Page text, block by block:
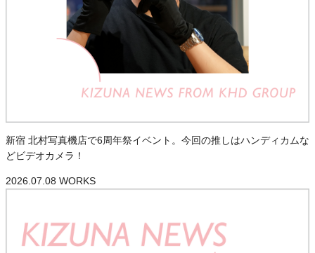
新宿 北村写真機店で6周年祭イベント。今回の推しはハンディカムな
どビデオカメラ！
2026.07.08 WORKS